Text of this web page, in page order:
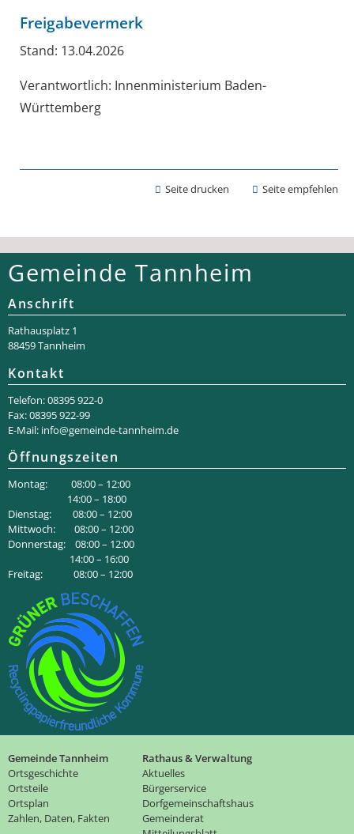
Freigabevermerk
Stand: 13.04.2026
Verantwortlich: Innenministerium Baden-
Württemberg
Seite drucken Seite empfehlen
Gemeinde Tannheim
Anschrift
Rathaus­platz 1
88459 Tannheim
Kontakt
Telefon: 08395 922-0
Fax: 08395 922-99
E-Mail: info@gemeinde-tannheim.de
Öffnungszeiten
Montag: 08:00 – 12:00
14:00 – 18:00
Dienstag: 08:00 – 12:00
Mittwoch: 08:00 – 12:00
Donnerstag: 08:00 – 12:00
14:00 – 16:00
Freitag: 08:00 – 12:00
Gemeinde Tannheim
Ortsgeschichte
Ortsteile
Ortsplan
Zahlen, Daten, Fakten
Rathaus & Verwaltung
Aktuelles
Bürgerservice
Dorfgemeinschaftshaus
Gemeinderat